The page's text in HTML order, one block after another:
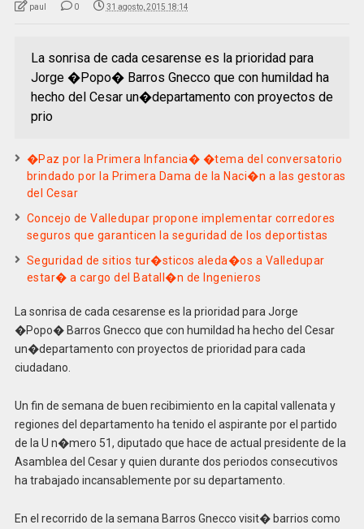
paul 0 31 agosto, 2015 18:14
La sonrisa de cada cesarense es la prioridad para
Jorge �Popo� Barros Gnecco que con humildad ha
hecho del Cesar un�departamento con proyectos de
prio
�Paz por la Primera Infancia� �tema del conversatorio
brindado por la Primera Dama de la Naci�n a las gestoras
del Cesar
Concejo de Valledupar propone implementar corredores
seguros que garanticen la seguridad de los deportistas
Seguridad de sitios tur�sticos aleda�os a Valledupar
estar� a cargo del Batall�n de Ingenieros
La sonrisa de cada cesarense es la prioridad para Jorge
�Popo� Barros Gnecco que con humildad ha hecho del Cesar
un�departamento con proyectos de prioridad para cada
ciudadano.
Un fin de semana de buen recibimiento en la capital vallenata y
regiones del departamento ha tenido el aspirante por el partido
de la U n�mero 51, diputado que hace de actual presidente de la
Asamblea del Cesar y quien durante dos periodos consecutivos
ha trabajado incansablemente por su departamento.
En el recorrido de la semana Barros Gnecco visit� barrios como